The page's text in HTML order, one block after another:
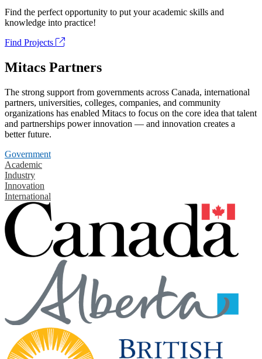
Find the perfect opportunity to put your academic skills and
knowledge into practice!
Find Projects
Mitacs Partners
The strong support from governments across Canada, international
partners, universities, colleges, companies, and community
organizations has enabled Mitacs to focus on the core idea that talent
and partnerships power innovation — and innovation creates a
better future.
Government
Academic
Industry
Innovation
International